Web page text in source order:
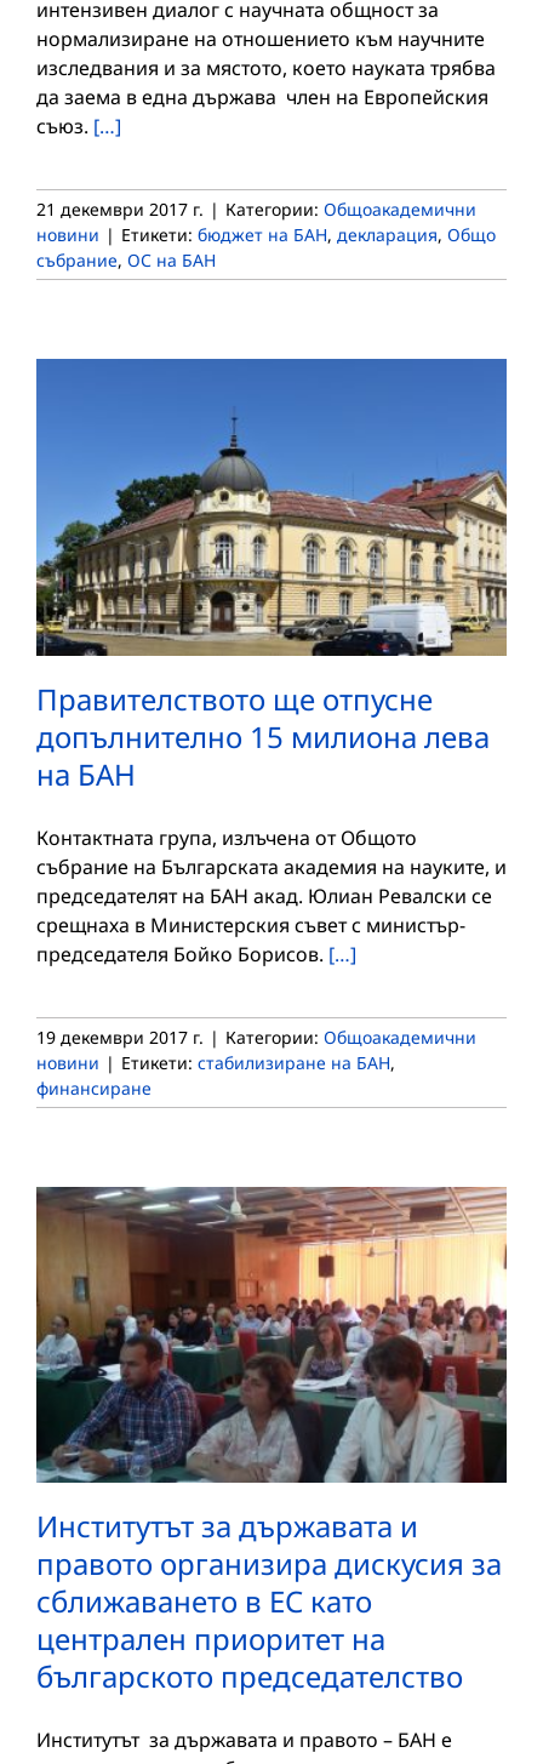
интензивен диалог с научната общност за
нормализиране на отношението към научните
изследвания и за мястото, което науката трябва
да заема в една държава член на Европейския
съюз. […]
21 декември 2017 г. | Категории: Общоакадемични
новини | Етикети: бюджет на БАН, декларация, Общо
събрание, ОС на БАН
Правителството ще отпусне
допълнително 15 милиона лева
на БАН
Контактната група, излъчена от Общото
събрание на Българската академия на науките, и
председателят на БАН акад. Юлиан Ревалски се
срещнаха в Министерския съвет с министър-
председателя Бойко Борисов. […]
19 декември 2017 г. | Категории: Общоакадемични
новини | Етикети: стабилизиране на БАН,
финансиране
Институтът за държавата и
правото организира дискусия за
сближаването в ЕС като
централен приоритет на
българското председателство
Институтът за държавата и правото – БАН е